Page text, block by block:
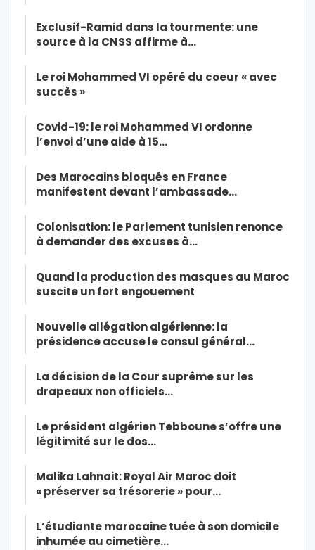
Exclusif-Ramid dans la tourmente: une
source à la CNSS affirme à…
Le roi Mohammed VI opéré du coeur « avec
succès »
Covid-19: le roi Mohammed VI ordonne
l’envoi d’une aide à 15…
Des Marocains bloqués en France
manifestent devant l’ambassade…
Colonisation: le Parlement tunisien renonce
à demander des excuses à…
Quand la production des masques au Maroc
suscite un fort engouement
Nouvelle allégation algérienne: la
présidence accuse le consul général…
La décision de la Cour suprême sur les
drapeaux non officiels…
Le président algérien Tebboune s’offre une
légitimité sur le dos…
Malika Lahnait: Royal Air Maroc doit
« préserver sa trésorerie » pour…
L’étudiante marocaine tuée à son domicile
inhumée au cimetière…